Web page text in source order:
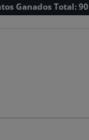
Ganados Total: